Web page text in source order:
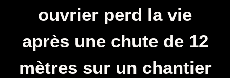
ouvrier perd la vie
après une chute de 12
mètres sur un chantier